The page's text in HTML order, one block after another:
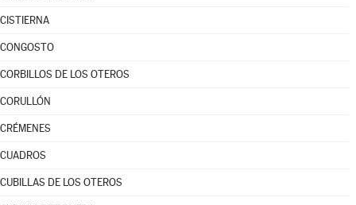
CISTIERNA
CONGOSTO
CORBILLOS DE LOS OTEROS
CORULLÓN
CRÉMENES
CUADROS
CUBILLAS DE LOS OTEROS